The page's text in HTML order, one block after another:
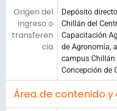
Origen del
ingreso o
transferen
cia
Depósito
Chillán del
Capacitación
de Agronomía,
campus Chillán
Concepción de
Área de contenido y